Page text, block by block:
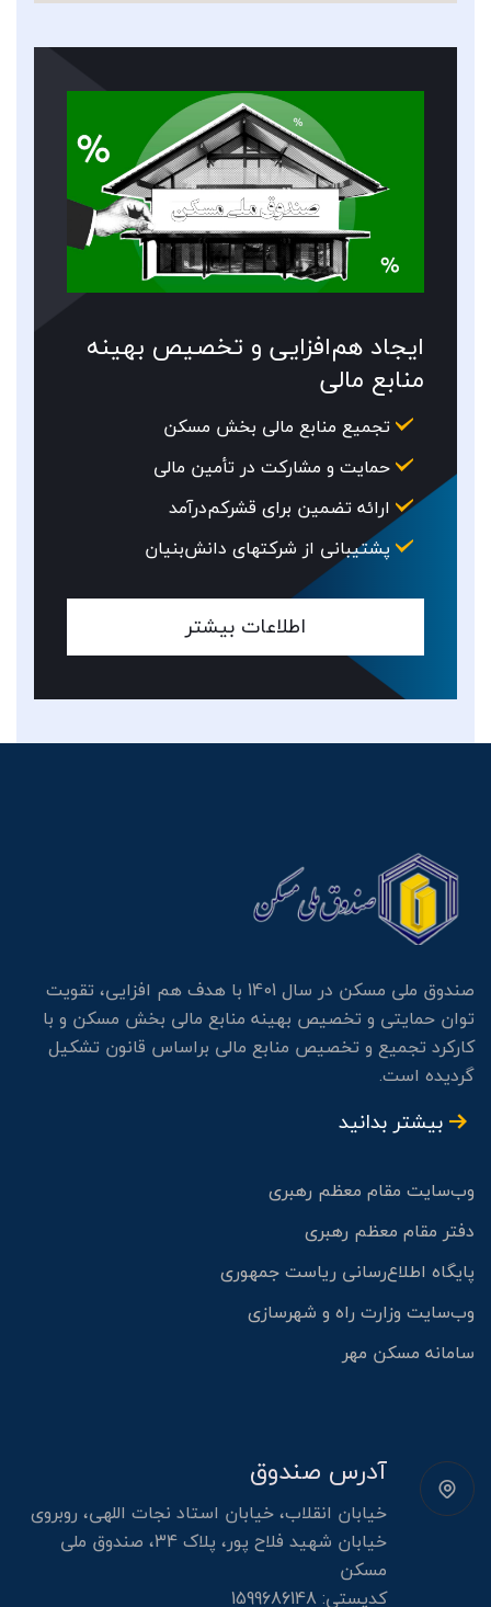
ایجاد هم‌­افزایی و تخصیص بهینه
منابع مالی
تجمیع منابع مالی بخش مسکن
حمایت و مشارکت در تأمین مالی
ارائه تضمین برای قشرکم­‌درآمد
پشتیبانی از شرکت­های دانش­‌بنیان
اطلاعات بیشتر
صندوق ملی مسکن در سال 1401 با هدف هم افزایی، تقویت
توان حمایتی و تخصیص بهینه منابع مالی بخش مسکن و با
کارکرد تجمیع و تخصیص منابع مالی براساس قانون تشکیل
گردیده است.
بیشتر بدانید
وب‌سایت مقام معظم رهبری
دفتر مقام معظم رهبری
پایگاه اطلاع‌رسانی ریاست جمهوری
وب‌سایت وزارت راه و شهرسازی
سامانه مسکن مهر
آدرس صندوق
خیابان انقلاب، خیابان استاد نجات اللهی، روبروی
خیابان شهید فلاح پور، پلاک 34، صندوق ملی
مسکن
کدپستی: 1599686148